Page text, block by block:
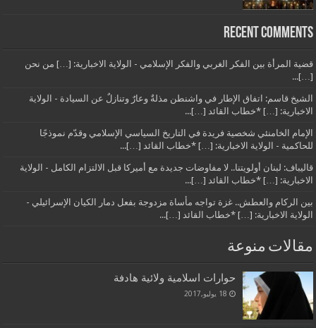
Recent Comments
قضية المرأة بين الفكر الغربي والفكر الإسلامي - الولاية الاخبارية: […] من نحن
[…]...
الشيخ قاسم: اتفاق الإطار في واشنطن مذلةٌ وعارٌ وتنازلٌ عن السيادة - الولاية
الاخبارية: […] *خطاب القائد […]...
الإمام الخامنئي شخصية فريدة في التاريخ السياسي الإسلامي وقدّم نموذجًا
للحاكمية - الولاية الاخبارية: […] *خطاب القائد […]...
قاليباف: لبنان أولويتنا.. لا مفاوضات جديدة مع أميركا قبل الالتزام الكامل - الولاية
الاخبارية: […] *خطاب القائد […]...
بين الركام والعطش.. غزة تواجه مأساة مزدوجة بفعل دمار الكيان الإسرائيلي -
الولاية الاخبارية: […] *خطاب القائد […]...
مقالات منوعة
حوارات اسلامية ولائية هادفة
18 يوليو,2017